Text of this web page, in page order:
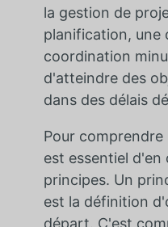
la gestion de
planification, une
coordination
d'atteindre des
dans des délais
Pour
est essentiel d'en
principes. Un
est la définition
départ. C'est